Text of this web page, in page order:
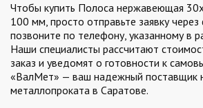
Чтобы купить Полоса нержавеющая
100 мм, просто отправьте заявку
позвоните по телефону, указанному в
Наши специалисты рассчитают
заказ и уведомят о готовности к
«ВалМет» — ваш надежный поставщик
металлопроката в Саратове.